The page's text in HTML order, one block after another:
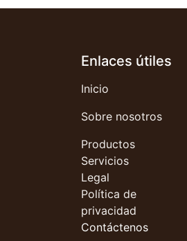
Enlaces útiles
Inicio
Sobre nosotros
Productos
Servicios
Legal
Política de
privacidad
Contáctenos